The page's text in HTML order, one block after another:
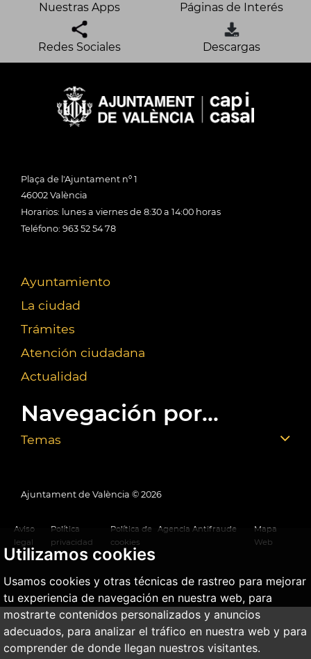
Utilizamos cookies
Usamos cookies y otras técnicas de rastreo para mejorar
tu experiencia de navegación en nuestra web, para
mostrarte contenidos personalizados y anuncios
adecuados, para analizar el tráfico en nuestra web y para
comprender de donde llegan nuestros visitantes.
Nuestras Apps Páginas de Interés
Redes Sociales Descargas
Plaça de l'Ajuntament nº 1
46002 València
Horarios: lunes a viernes de 8:30 a 14:00 horas
Teléfono: 963 52 54 78
Ayuntamiento
La ciudad
Trámites
Atención ciudadana
Actualidad
Navegación por...
Temas
Ajuntament de València © 2026
Aviso
legal
Política
privacidad
Política de
cookies
Agencia Antifraude
Mapa
Web